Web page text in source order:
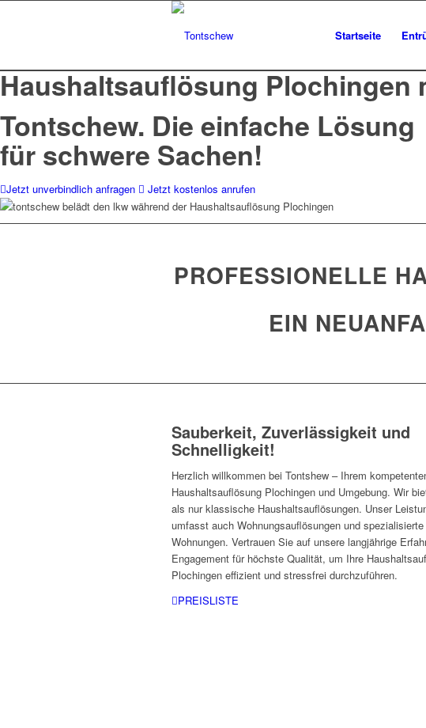
Startseite
Haushaltsauflösung Plochingen
Tontschew. Die einfache Lösung
für schwere Sachen!
Jetzt unverbindlich anfragen Jetzt kostenlos anrufen
PROFESSIONELLE
EIN
Sauberkeit, Zuverlässigkeit und
Schnelligkeit!
Herzlich willkommen bei Tontshew – Ihrem
Haushaltsauflösung Plochingen und Umgebung. Wir
als nur klassische Haushaltsauflösungen. Unser
umfasst auch Wohnungsauflösungen und
Wohnungen. Vertrauen Sie auf unsere langjährige
Engagement für höchste Qualität, um Ihre
Plochingen effizient und stressfrei durchzuführen.
PREISLISTE